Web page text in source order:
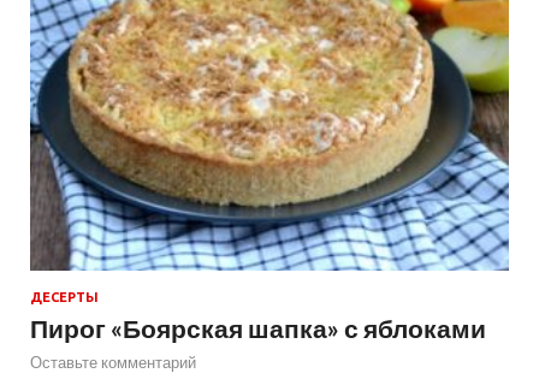
ДЕСЕРТЫ
Пирог «Боярская шапка» с яблоками
Оставьте комментарий